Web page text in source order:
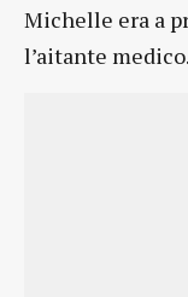
Michelle era a
l’aitante medico.